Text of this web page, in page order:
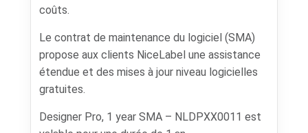
coûts.
Le contrat de maintenance du logiciel (SMA)
propose aux clients NiceLabel une assistance
étendue et des mises à jour niveau logicielles
gratuites.
Designer Pro, 1 year SMA – NLDPXX0011 est